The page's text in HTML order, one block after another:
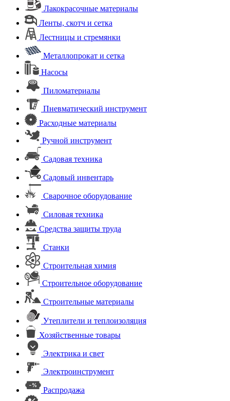
Лакокрасочные материалы
Ленты, скотч и сетка
Лестницы и стремянки
Металлопрокат и сетка
Насосы
Пиломатериалы
Пневматический инструмент
Расходные материалы
Ручной инструмент
Садовая техника
Садовый инвентарь
Сварочное оборудование
Силовая техника
Средства защиты труда
Станки
Строительная химия
Строительное оборудование
Строительные материалы
Утеплители и теплоизоляция
Хозяйственные товары
Электрика и свет
Электроинструмент
Распродажа